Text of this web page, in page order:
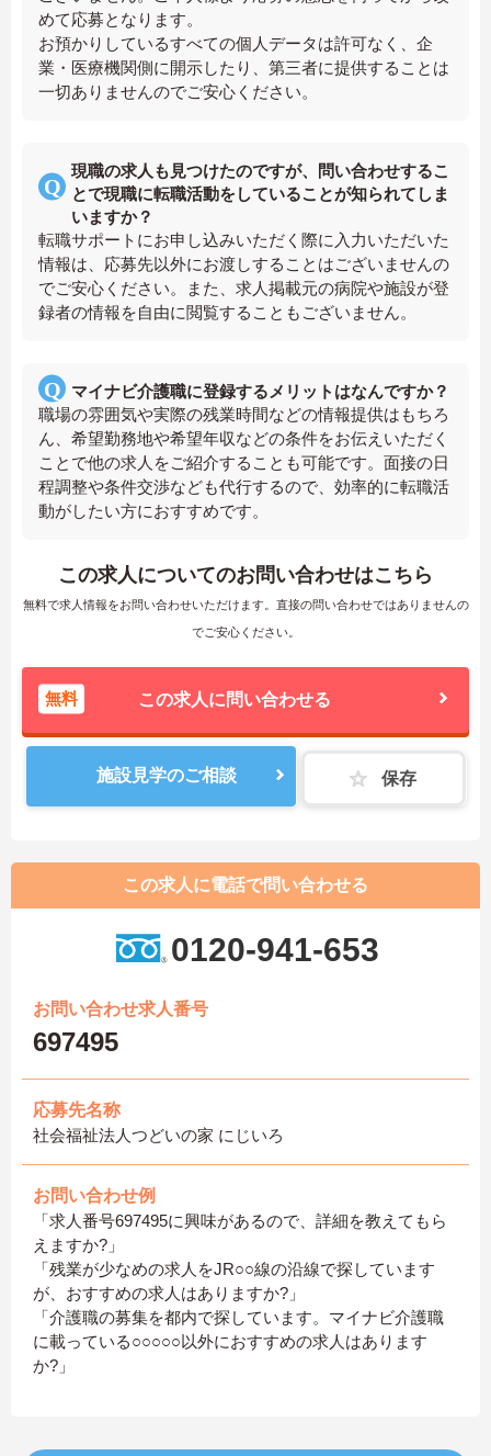
めて応募となります。
お預かりしているすべての個人データは許可なく、企
業・医療機関側に開示したり、第三者に提供することは
一切ありませんのでご安心ください。
現職の求人も見つけたのですが、問い合わせするこ
とで現職に転職活動をしていることが知られてしま
いますか？
転職サポートにお申し込みいただく際に入力いただいた
情報は、応募先以外にお渡しすることはございませんの
でご安心ください。また、求人掲載元の病院や施設が登
録者の情報を自由に閲覧することもございません。
マイナビ介護職に登録するメリットはなんですか？
職場の雰囲気や実際の残業時間などの情報提供はもちろ
ん、希望勤務地や希望年収などの条件をお伝えいただく
ことで他の求人をご紹介することも可能です。面接の日
程調整や条件交渉なども代行するので、効率的に転職活
動がしたい方におすすめです。
この求人についてのお問い合わせはこちら
無料で求人情報をお問い合わせいただけます。直接の問い合わせではありませんの
でご安心ください。
無料 この求人に問い合わせる
施設見学のご相談 保存
この求人に電話で問い合わせる
0120-941-653
お問い合わせ求人番号
697495
応募先名称
社会福祉法人つどいの家 にじいろ
お問い合わせ例
「求人番号697495に興味があるので、詳細を教えてもら
えますか?」
「残業が少なめの求人をJR○○線の沿線で探しています
が、おすすめの求人はありますか?」
「介護職の募集を都内で探しています。マイナビ介護職
に載っている○○○○○以外におすすめの求人はあります
か?」